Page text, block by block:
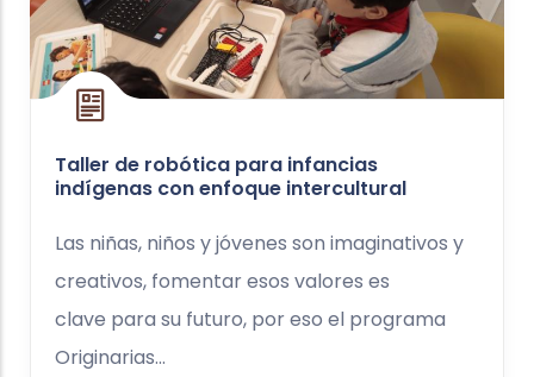
Taller de robótica para infancias
indígenas con enfoque intercultural
Las niñas, niños y jóvenes son imaginativos y
creativos, fomentar esos valores es
clave para su futuro, por eso el programa
Originarias...